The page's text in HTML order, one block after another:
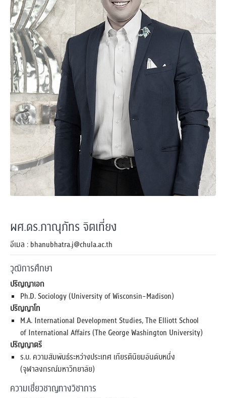
ผศ.ดร.ภาณุภัทร จิตเที่ยง
อีเมล : bhanubhatra.j@chula.ac.th
วุฒิการศึกษา
ปริญญาเอก
Ph.D. Sociology (University of Wisconsin-Madison)
ปริญญาโท
M.A. International Development Studies, The Elliott School
of International Affairs (The George Washington University)
ปริญญาตรี
ร.บ. ความสัมพันธ์ระหว่างประเทศ เกียรตินิยมอันดับหนึ่ง
(จุฬาลงกรณ์มหาวิทยาลัย)
ความเชี่ยวชาญทางวิชาการ